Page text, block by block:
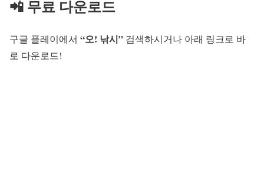
📲 무료 다운로드
구글 플레이에서 “오! 낚시” 검색하시거나 아래 링크로 바
로 다운로드!